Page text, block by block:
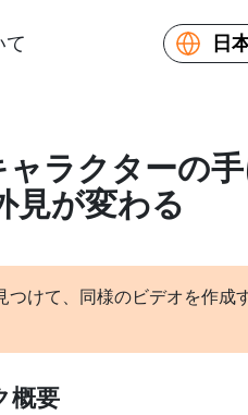
て
日
ラクターの
見が変わる
つけて、同様のビデオを作成
概要